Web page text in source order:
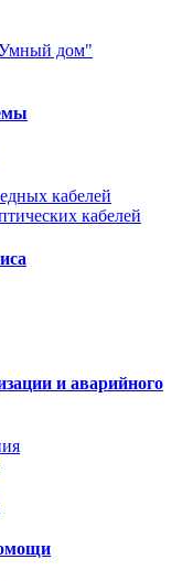
дом"
кабелей
кабелей
и аварийного